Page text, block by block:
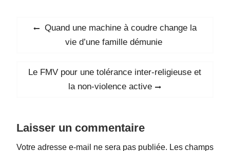
Navigation
Previous
Quand une machine à coudre change la
vie d’une famille démunie
Next
Le FMV pour une tolérance inter-religieuse et
la non-violence active
Laisser un commentaire
Votre adresse e-mail ne sera pas publiée. Les champs